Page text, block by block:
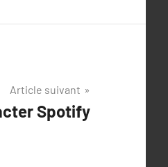
Article suivant
Spotify